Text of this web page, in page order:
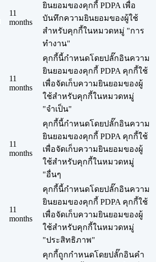
11
months
ยินยอมของคุกกี้ PDPA เพื่อ
บันทึกความยินยอมของผู้ใช้
สำหรับคุกกี้ในหมวดหมู่ "การ
ทำงาน"
11
months
คุกกี้นี้กำหนดโดยปลั๊กอินความ
ยินยอมของคุกกี้ PDPA คุกกี้ใช้
เพื่อจัดเก็บความยินยอมของผู้
ใช้สำหรับคุกกี้ในหมวดหมู่
"จำเป็น"
11
months
คุกกี้นี้กำหนดโดยปลั๊กอินความ
ยินยอมของคุกกี้ PDPA คุกกี้ใช้
เพื่อจัดเก็บความยินยอมของผู้
ใช้สำหรับคุกกี้ในหมวดหมู่
"อื่นๆ
11
months
คุกกี้นี้กำหนดโดยปลั๊กอินความ
ยินยอมของคุกกี้ PDPA คุกกี้ใช้
เพื่อจัดเก็บความยินยอมของผู้
ใช้สำหรับคุกกี้ในหมวดหมู่
"ประสิทธิภาพ"
คุกกี้ถูกกำหนดโดยปลั๊กอินคำ